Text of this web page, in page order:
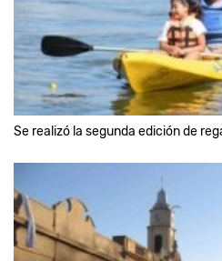
Se realizó la segunda edición de